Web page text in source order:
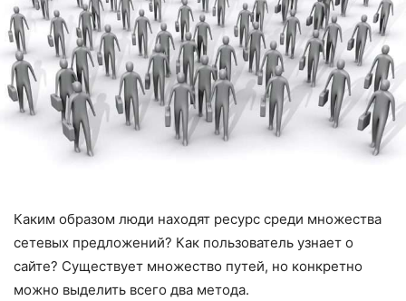
Каким образом люди находят ресурс среди множества
сетевых предложений? Как пользователь узнает о
сайте? Существует множество путей, но конкретно
можно выделить всего два метода.